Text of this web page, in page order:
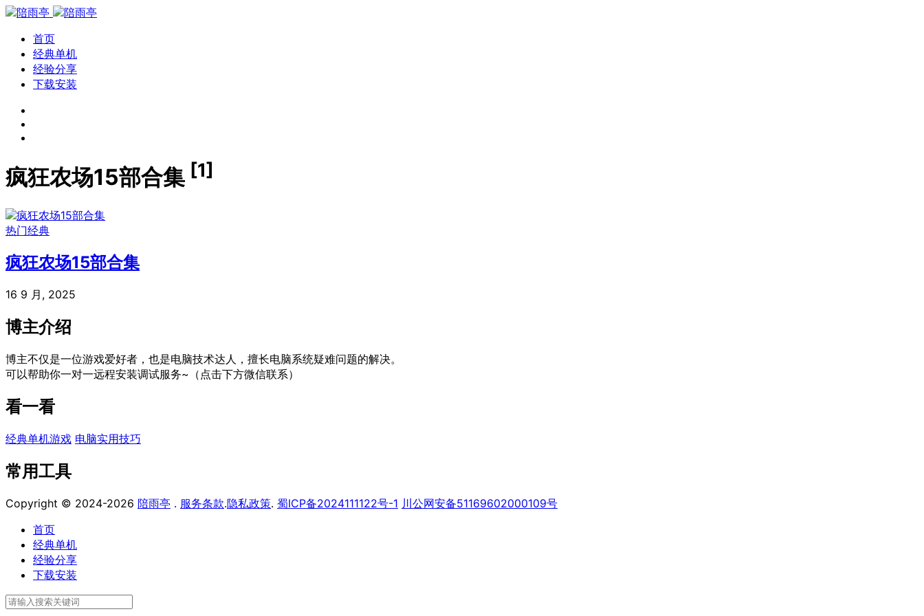
首页
经典单机
经验分享
下载安装
疯狂农场15部合集 [1]
热门经典
疯狂农场15部合集
16 9 月, 2025
博主介绍
博主不仅是一位游戏爱好者，也是电脑技术达人，擅长电脑系统疑难问题的解决。
可以帮助你一对一远程安装调试服务~（点击下方微信联系）
看一看
经典单机游戏 电脑实用技巧
常用工具
Copyright © 2024-2026 陪雨亭 . 服务条款.隐私政策. 蜀ICP备2024111122号-1 川公网安备51169602000109号
首页
经典单机
经验分享
下载安装